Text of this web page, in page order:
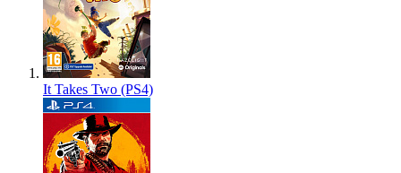
It Takes Two (PS4)